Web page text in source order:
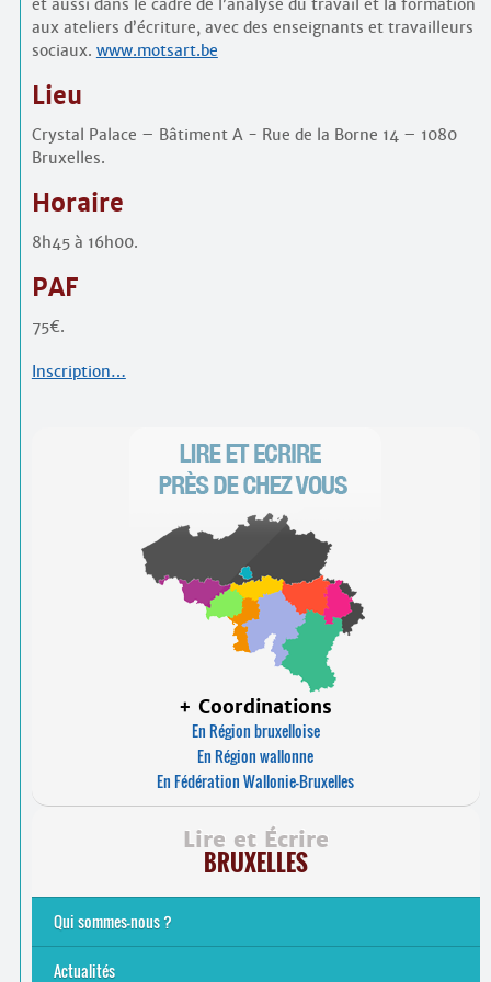
et aussi dans le cadre de l’analyse du travail et la formation
aux ateliers d’écriture, avec des enseignants et travailleurs
sociaux. www.motsart.be
Lieu
Crystal Palace – Bâtiment A - Rue de la Borne 14 – 1080
Bruxelles.
Horaire
8h45 à 16h00.
PAF
75€.
Inscription…
+ Coordinations
En Région bruxelloise
En Région wallonne
En Fédération Wallonie-Bruxelles
Lire et Écrire
BRUXELLES
Qui sommes-nous ?
Analphabétisme et illettrisme
L’alphabétisation populaire
Le mouvement Lire et Écrire
Nos missions
... Tous les articles
Actualités